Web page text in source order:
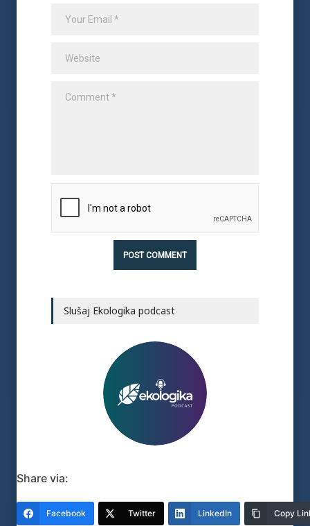
Slušaj Ekologika podcast
Share via:
Facebook Twitter LinkedIn Copy